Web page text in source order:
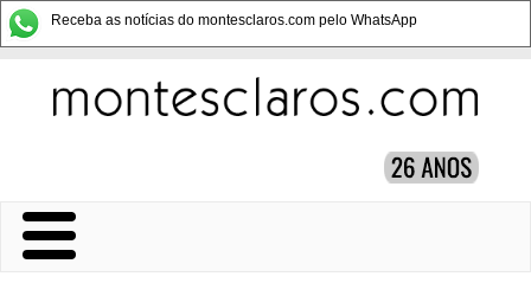
Receba as notícias do montesclaros.com pelo WhatsApp